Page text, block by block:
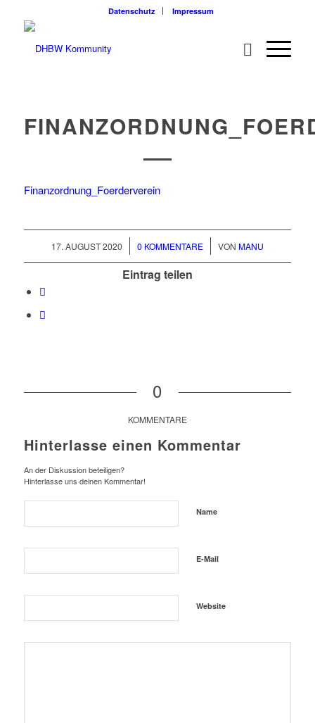
Datenschutz Impressum
Finanzordnung_Foerderverein
17. AUGUST 2020
/ 0 KOMMENTARE
/ VON MANU
Eintrag teilen
0
KOMMENTARE
Hinterlasse einen Kommentar
An der Diskussion beteiligen?
Hinterlasse uns deinen Kommentar!
Name
E-Mail
Website